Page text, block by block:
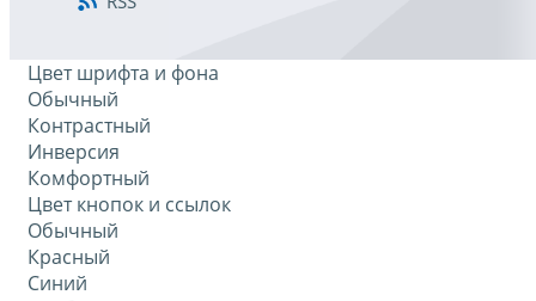
Цвет шрифта и фона
Обычный
Контрастный
Инверсия
Комфортный
Цвет кнопок и ссылок
Обычный
Красный
Синий